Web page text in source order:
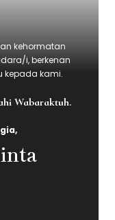
kehormatan
i, berkenan
kepada kami.
Wabaraktuh.